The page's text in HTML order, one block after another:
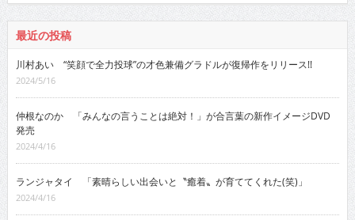
最近の投稿
川村あい “笑顔で全力投球”の才色兼備グラドルが復帰作をリリース!!
2024/5/16
仲根なのか 「みんなの言うことは絶対！」が合言葉の新作イメージDVD
発売
2024/4/16
ランジャタイ 「素晴らしい出会いと〝癒着〟が育ててくれた(笑)」
2024/4/16